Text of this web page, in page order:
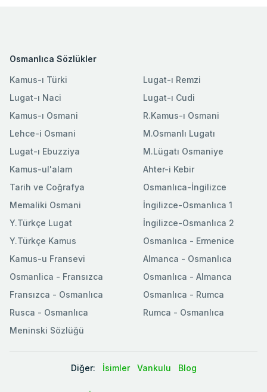
Osmanlıca Sözlükler
Kamus-ı Türki
Lugat-ı Naci
Kamus-ı Osmani
Lehce-i Osmani
Lugat-ı Ebuzziya
Lugat-ı Remzi
Lugat-ı Cudi
R.Kamus-ı Osmani
M.Osmanlı Lugatı
M.Lügatı Osmaniye
Kamus-ul'alam
Tarih ve Coğrafya
Memaliki Osmani
Y.Türkçe Lugat
Y.Türkçe Kamus
Ahter-i Kebir
Osmanlıca-İngilizce
İngilizce-Osmanlıca 1
İngilizce-Osmanlıca 2
Osmanlıca - Ermenice
Kamus-u Fransevi
Osmanlica - Fransızca
Fransızca - Osmanlıca
Rusca - Osmanlıca
Meninski Sözlüğü
Almanca - Osmanlıca
Osmanlıca - Almanca
Osmanlıca - Rumca
Rumca - Osmanlıca
Diğer: İsimler Vankulu Blog